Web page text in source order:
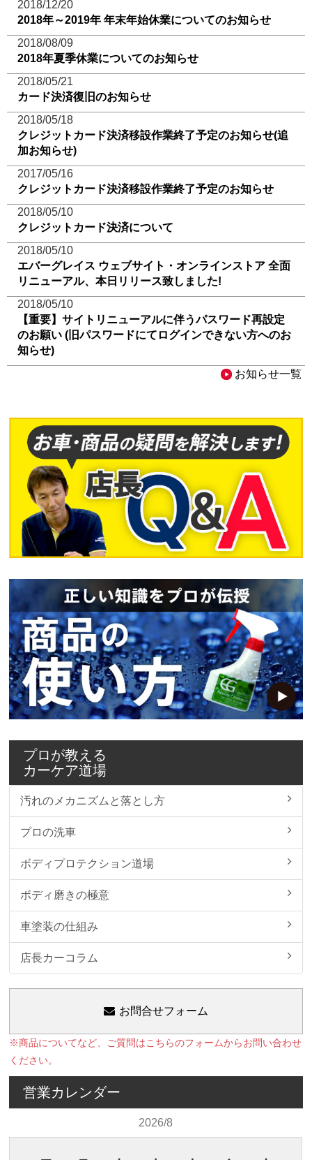
2018/12/20
2018年～2019年 年末年始休業についてのお知らせ
2018/08/09
2018年夏季休業についてのお知らせ
2018/05/21
カード決済復旧のお知らせ
2018/05/18
クレジットカード決済移設作業終了予定のお知らせ(追
加お知らせ)
2017/05/16
クレジットカード決済移設作業終了予定のお知らせ
2018/05/10
クレジットカード決済について
2018/05/10
エバーグレイス ウェブサイト・オンラインストア 全面
リニューアル、本日リリース致しました!
2018/05/10
【重要】サイトリニューアルに伴うパスワード再設定
のお願い (旧パスワードにてログインできない方へのお
知らせ)
お知らせ一覧
プロが教える
カーケア道場
汚れのメカニズムと落とし方
プロの洗車
ボディプロテクション道場
ボディ磨きの極意
車塗装の仕組み
店長カーコラム
お問合せフォーム
※商品についてなど、ご質問はこちらのフォームからお問い合わせ
ください。
営業カレンダー
2026/8